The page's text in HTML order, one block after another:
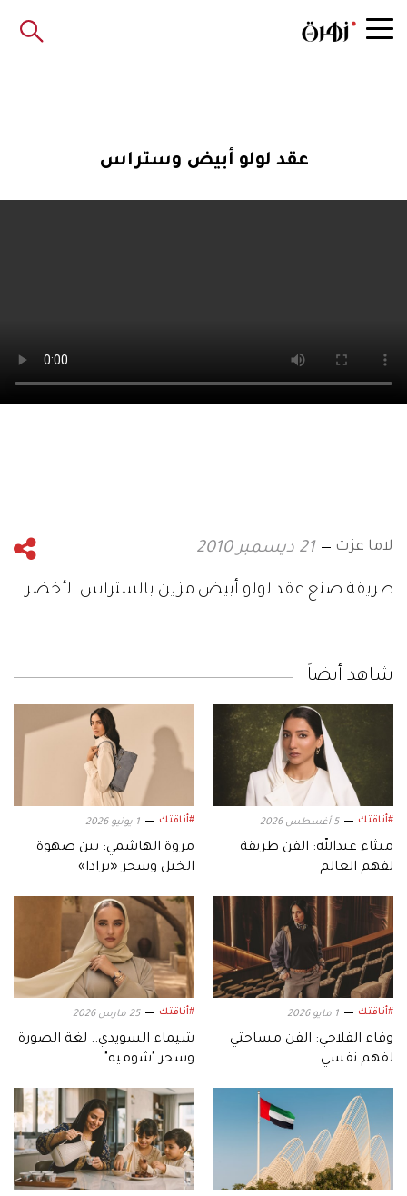
عقد لولو أبيض وستراس
لاما عزت 21 ديسمبر 2010
طريقة صنع عقد لولو أبيض مزين بالستراس الأخضر
شاهد أيضاً
#أناقتك 5 أغسطس 2026
ميثاء عبدالله: الفن طريقة
لفهم العالم
#أناقتك 1 يونيو 2026
مروة الهاشمي: بين صهوة
الخيل وسحر «برادا»
#أناقتك 1 مايو 2026
وفاء الفلاحي: الفن مساحتي
لفهم نفسي
#أناقتك 25 مارس 2026
شيماء السويدي.. لغة الصورة
وسحر "شوميه"